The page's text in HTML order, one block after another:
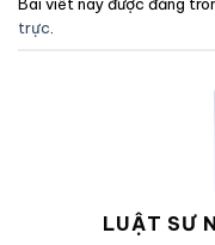
trực
LUẬT SƯ